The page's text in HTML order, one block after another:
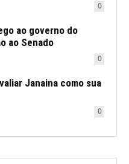
0
ao governo do
ao Senado
0
Janaina como sua
0